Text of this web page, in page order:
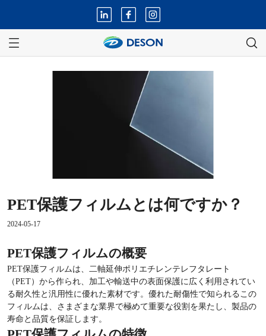
PET保護フィルムとは何ですか？
2024-05-17
PET保護フィルムの概要
PET保護フィルム は、二軸延伸ポリエチレンテレフタレート
（PET）から作られ、加工や輸送中の表面保護に広く利用されてい
る耐久性と汎用性に優れた素材です。優れた耐傷性で知られるこの
フィルムは、さまざまな業界で極めて重要な役割を果たし、製品の
寿命と品質を保証します。